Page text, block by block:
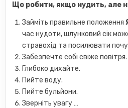
Що робити, якщо нудить, але
Займіть правильне положення
час нудоти, шлунковий сік
стравохід та посилювати
Забезпечте собі свіже повітря.
Глибоко дихайте.
Пийте воду.
Пийте бульйони.
Зверніть увагу …